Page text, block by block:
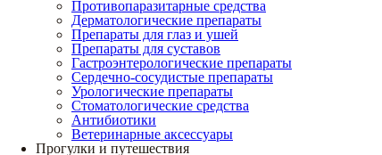
Противопаразитарные средства
Дерматологические препараты
Препараты для глаз и ушей
Препараты для суставов
Гастроэнтерологические препараты
Сердечно-сосудистые препараты
Урологические препараты
Стоматологические средства
Антибиотики
Ветеринарные аксессуары
Прогулки и путешествия